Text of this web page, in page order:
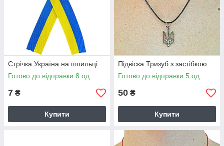
Стрічка Україна на шпильці
Готово до відправки 8 од.
7 ₴
Купити
Підвіска Тризуб з застібкою
Готово до відправки 5 од.
50 ₴
Купити